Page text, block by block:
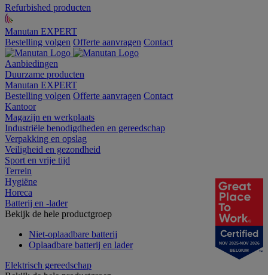
Refurbished producten
Manutan EXPERT
Bestelling volgen Offerte aanvragen Contact
Aanbiedingen
Duurzame producten
Manutan EXPERT
Bestelling volgen Offerte aanvragen Contact
Kantoor
Magazijn en werkplaats
Industriële benodigdheden en gereedschap
Verpakking en opslag
Veiligheid en gezondheid
Sport en vrije tijd
Terrein
Hygiëne
Horeca
Batterij en -lader
Bekijk de hele productgroep
Niet-oplaadbare batterij
Oplaadbare batterij en lader
Elektrisch gereedschap
NOV 2025-NOV 2026
BELGIUM